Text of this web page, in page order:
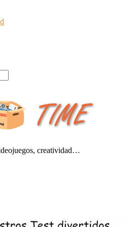
creatividad…